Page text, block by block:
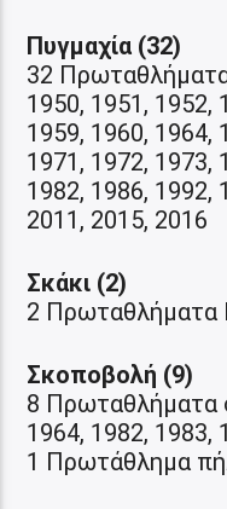
Πυγμαχία (32)
32
1950, 1951, 1952,
1959, 1960, 1964,
1971, 1972, 1973,
1982, 1986, 1992,
2011, 2015, 2016
Σκάκι (2)
2 Πρωταθλήματα
Σκοποβολή (9)
8 Πρωταθλήματα
1964, 1982, 1983,
1 Πρωτάθλημα